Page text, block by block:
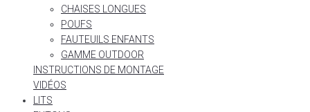
CHAISES LONGUES
POUFS
FAUTEUILS ENFANTS
GAMME OUTDOOR
INSTRUCTIONS DE MONTAGE
VIDÉOS
LITS